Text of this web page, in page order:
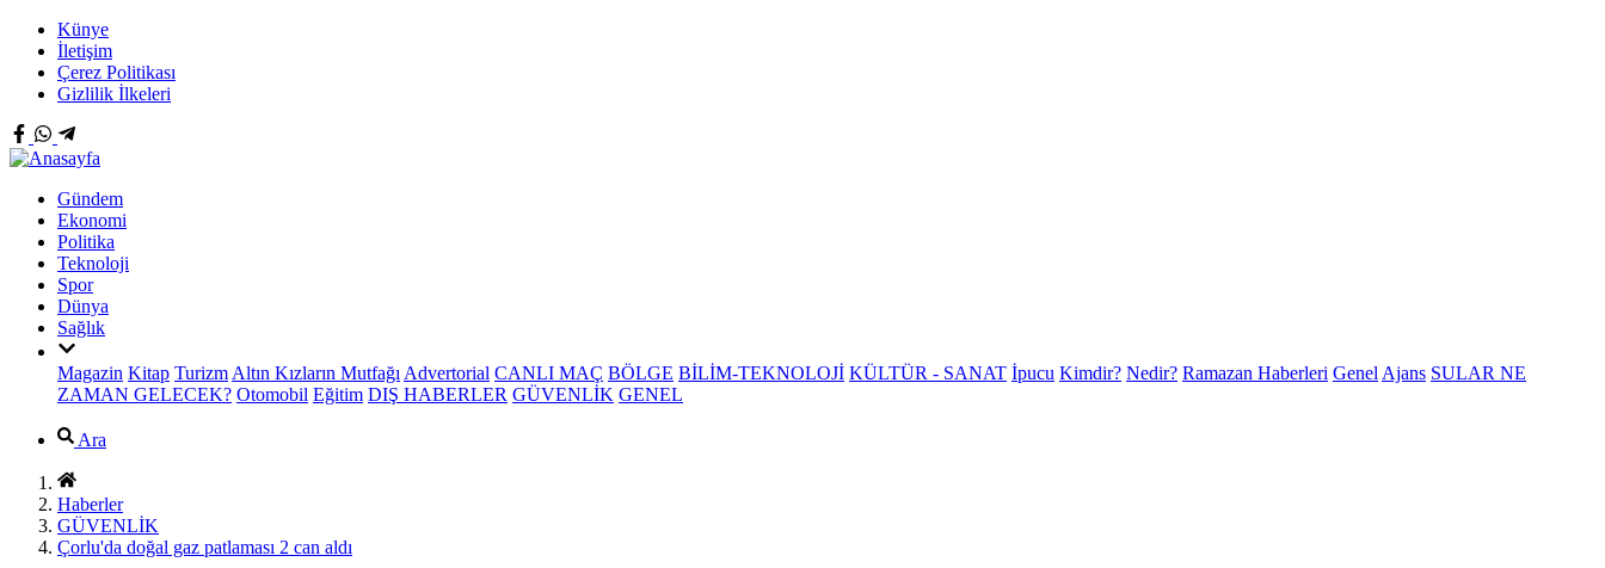
Künye
İletişim
Çerez Politikası
Gizlilik İlkeleri
Gündem
Ekonomi
Politika
Teknoloji
Spor
Dünya
Sağlık
Magazin Kitap Turizm Altın Kızların Mutfağı Advertorial CANLI MAÇ BÖLGE BİLİM-TEKNOLOJİ KÜLTÜR - SANAT İpucu Kimdir? Nedir? Ramazan Haberleri Genel Ajans SULAR NE
ZAMAN GELECEK? Otomobil Eğitim DIŞ HABERLER GÜVENLİK GENEL
Ara
Haberler
GÜVENLİK
Çorlu'da doğal gaz patlaması 2 can aldı